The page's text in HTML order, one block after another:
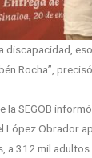
discapacidad,
Rocha”, precisó.
SEGOB
López Obrador
a 312 mil